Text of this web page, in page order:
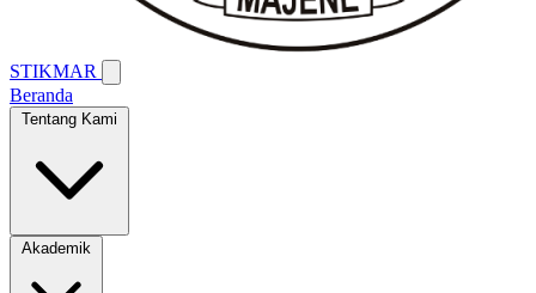
STIKMAR
Beranda